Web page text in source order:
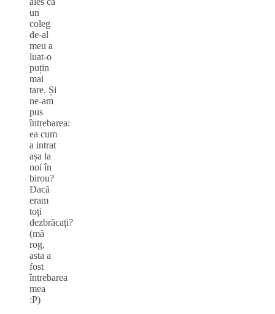
un
coleg
de-al
meu a
luat-o
puțin
mai
tare. Și
ne-am
pus
întrebarea:
ea cum
a intrat
așa la
noi în
birou?
Dacă
eram
toți
dezbrăcați?
(mă
rog,
asta a
fost
întrebarea
mea
:P)